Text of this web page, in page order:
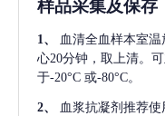
样品采集及保存
1、 血清全血样本室温
心20分钟，取上清。
于-20°C 或-80°C。
2、 血浆抗凝剂推荐使